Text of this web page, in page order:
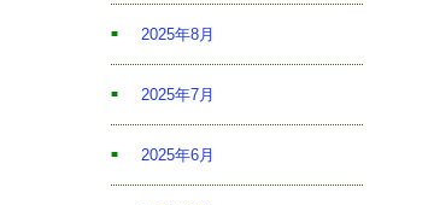
2025年8月
2025年7月
2025年6月